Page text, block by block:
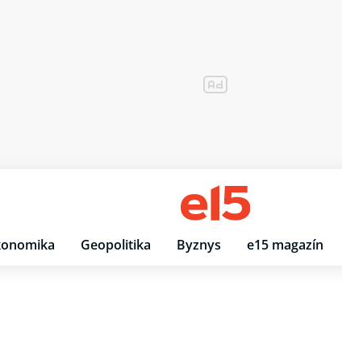
Geopolitika Byznys e15 magazín